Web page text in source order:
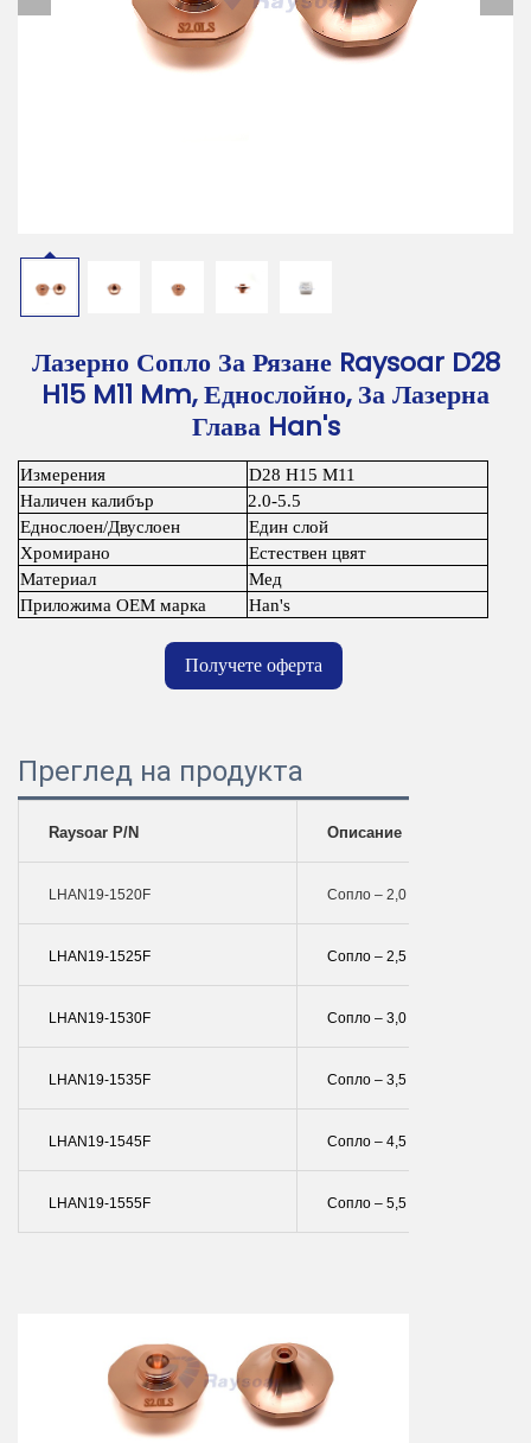
Лазерно Сопло За Рязане Raysoar D28
H15 M11 Mm, Еднослойно, За Лазерна
Глава Han's
Измерения
D28 H15 M11
Наличен калибър
2.0-5.5
Еднослоен/Двуслоен
Един слой
Хромирано
Естествен цвят
Материал
Мед
Приложима OEM марка
Han's
Получете оферта
Преглед на продукта
Raysoar P/N Описание
LHAN19-1520F Сопло – 2,0 Mm Единично
LHAN19-1525F Сопло – 2,5 Мм Единично
LHAN19-1530F Сопло – 3,0 Мм Единично
LHAN19-1535F Сопло – 3,5 Мм Единично
LHAN19-1545F Сопло – 4,5 Mm Единично
LHAN19-1555F Сопло – 5,5 Mm Единично